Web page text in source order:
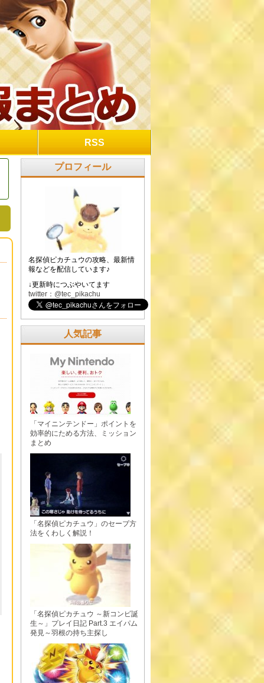
RSS
プロフィール
名探偵ピカチュウの攻略、最新情
報などを配信しています♪
↓更新時につぶやいてます
twitter：@tec_pikachu
人気記事
「マイニンテンドー」ポイントを
効率的にためる方法、ミッション
まとめ
「名探偵ピカチュウ」のセーブ方
法をくわしく解説！
「名探偵ピカチュウ ～新コンビ誕
生～」プレイ日記 Part.3 エイパム
発見～羽根の持ち主探し